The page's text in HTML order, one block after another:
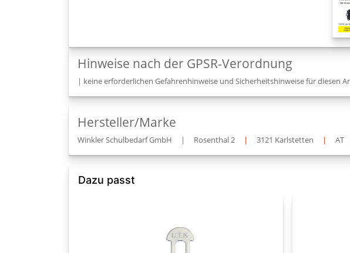
Hinweise nach der GPSR-Verordnung
| keine erforderlichen Gefahrenhinweise und Sicherheitshinweise für diesen
Hersteller/Marke
Winkler Schulbedarf GmbH | Rosenthal 2 | 3121 Karlstetten | AT
Dazu passt